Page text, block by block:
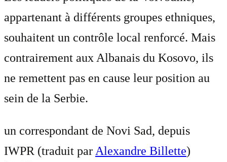
appartenant à différents groupes ethniques,
souhaitent un contrôle local renforcé. Mais
contrairement aux Albanais du Kosovo, ils
ne remettent pas en cause leur position au
sein de la Serbie.
un correspondant de Novi Sad, depuis
IWPR (traduit parAlexandre Billette)